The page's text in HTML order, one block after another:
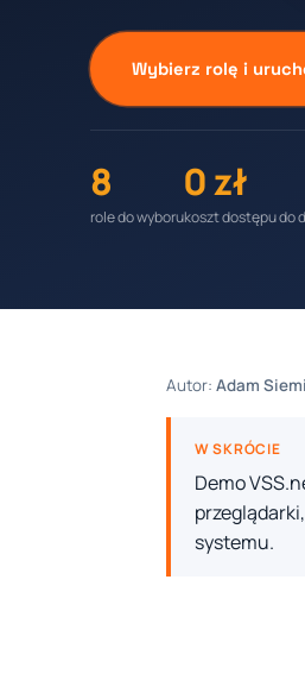
Wybierz rolę i
8
role do wyboru
0 zł
koszt dostępu do
Autor: Adam
W SKRÓCIE
Demo
systemu.